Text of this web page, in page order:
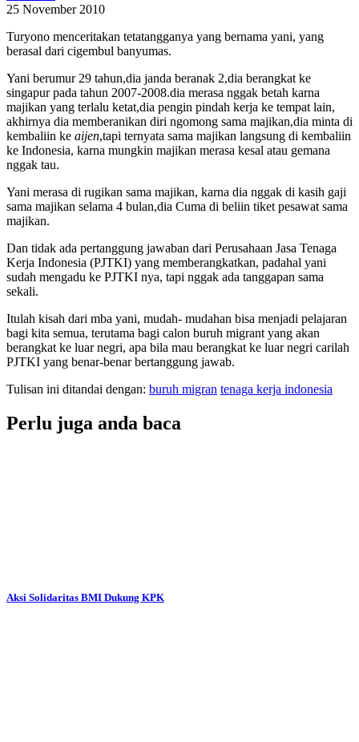
25 November 2010
Turyono menceritakan tetatangganya yang bernama yani, yang
berasal dari cigembul banyumas.
Yani berumur 29 tahun,dia janda beranak 2,dia berangkat ke
singapur pada tahun 2007-2008.dia merasa nggak betah karna
majikan yang terlalu ketat,dia pengin pindah kerja ke tempat lain,
akhirnya dia memberanikan diri ngomong sama majikan,dia minta di
kembaliin ke aijen,tapi ternyata sama majikan langsung di kembaliin
ke Indonesia, karna mungkin majikan merasa kesal atau gemana
nggak tau.
Yani merasa di rugikan sama majikan, karna dia nggak di kasih gaji
sama majikan selama 4 bulan,dia Cuma di beliin tiket pesawat sama
majikan.
Dan tidak ada pertanggung jawaban dari Perusahaan Jasa Tenaga
Kerja Indonesia (PJTKI) yang memberangkatkan, padahal yani
sudah mengadu ke PJTKI nya, tapi nggak ada tanggapan sama
sekali.
Itulah kisah dari mba yani, mudah- mudahan bisa menjadi pelajaran
bagi kita semua, terutama bagi calon buruh migrant yang akan
berangkat ke luar negri, apa bila mau berangkat ke luar negri carilah
PJTKI yang benar-benar bertanggung jawab.
Tulisan ini ditandai dengan: buruh migran tenaga kerja indonesia
Perlu juga anda baca
Aksi Solidaritas BMI Dukung KPK